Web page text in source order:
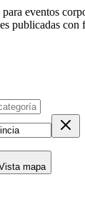
eventos
publicadas con
mapa